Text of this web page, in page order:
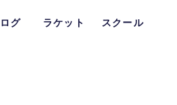
グ ラケット スクール